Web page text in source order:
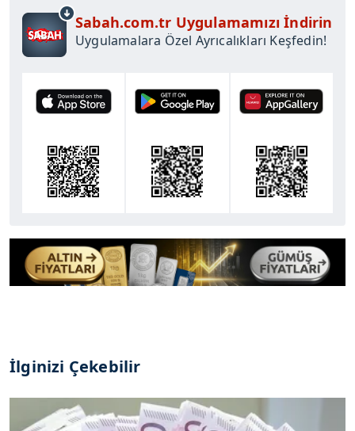
Sabah.com.tr Uygulamamızı İndirin
Uygulamalara Özel Ayrıcalıkları Keşfedin!
İlginizi Çekebilir